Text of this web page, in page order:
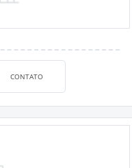
CONTATO